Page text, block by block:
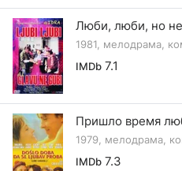
Люби, люби, но
1981, мелодрама,
IMDb 7.1
Пришло время
1979, мелодрама,
IMDb 7.3